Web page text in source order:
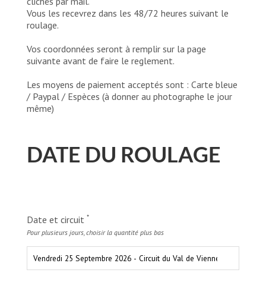
Vous les recevrez dans les 48/72 heures suivant le
roulage.
Vos coordonnées seront à remplir sur la page
suivante avant de faire le reglement.
Les moyens de paiement acceptés sont : Carte bleue
/ Paypal / Espèces (à donner au photographe le jour
même)
DATE DU ROULAGE
Date et circuit *
Pour plusieurs jours, choisir la quantité plus bas